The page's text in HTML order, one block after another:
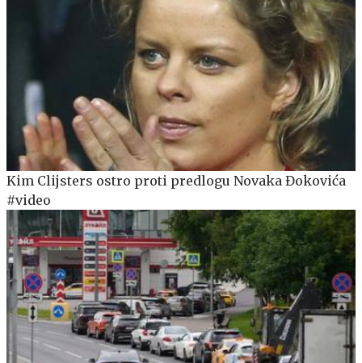
Kim Clijsters ostro proti predlogu Novaka Đokovića
#video